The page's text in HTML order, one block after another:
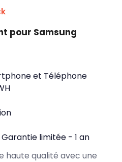
pour Samsung
et Téléphone
Garantie limitée - 1 an
haute qualité avec une